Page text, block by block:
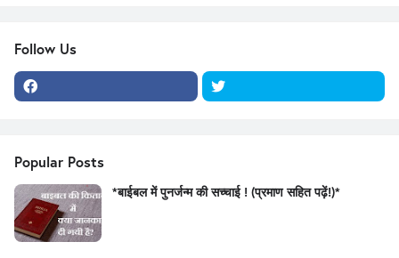
Follow Us
Popular Posts
*बाईबल में पुनर्जन्म की सच्चाई ! (प्रमाण सहित पढ़ें!)*